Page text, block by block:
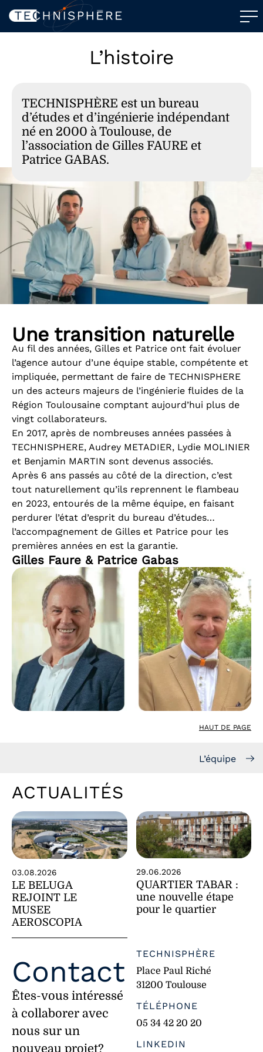
L’histoire
TECHNISPHÈRE est un bureau
d’études et d’ingénierie indépendant
né en 2000 à Toulouse, de
l’association de Gilles FAURE et
Patrice GABAS.
Une transition naturelle
Au fil des années, Gilles et Patrice ont fait évoluer
l’agence autour d’une équipe stable, compétente et
impliquée, permettant de faire de TECHNISPHERE
un des acteurs majeurs de l’ingénierie fluides de la
Région Toulousaine comptant aujourd’hui plus de
vingt collaborateurs.
En 2017, après de nombreuses années passées à
TECHNISPHERE, Audrey METADIER, Lydie MOLINIER
et Benjamin MARTIN sont devenus associés.
Après 6 ans passés au côté de la direction, c’est
tout naturellement qu’ils reprennent le flambeau
en 2023, entourés de la même équipe, en faisant
perdurer l’état d’esprit du bureau d’études…
l’accompagnement de Gilles et Patrice pour les
premières années en est la garantie.
Gilles Faure & Patrice Gabas
HAUT DE PAGE
L’équipe
ACTUALITÉS
03.08.2026
LE BELUGA
REJOINT LE
MUSEE
AEROSCOPIA
29.06.2026
QUARTIER TABAR :
une nouvelle étape
pour le quartier
Contact
Êtes-vous intéressé
à collaborer avec
nous sur un
nouveau projet?
TECHNISPHÈRE
Place Paul Riché
31200 Toulouse
TÉLÉPHONE
05 34 42 20 20
LINKEDIN